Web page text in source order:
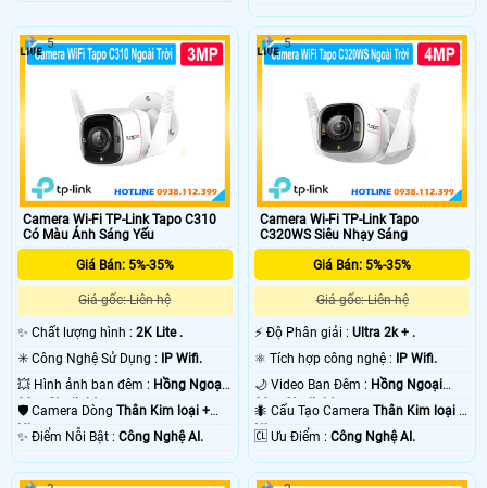
Camera Wi-Fi TP-Link Tapo C310
Có Màu Ánh Sáng Yếu
Giá Bán: 5%-35%
Giá gốc: Liên hệ
✨ Chất lượng hình : 2K Lite .
✳️ Công Nghệ Sử Dụng :
IP Wifi.
💥 Hình ảnh ban đêm : Hồng Ngoại
30m Starlight.
🛡 Camera Dòng Thân Kim loại +
Nhựa.
️✨ Điểm Nỗi Bật : Công Nghệ AI.
5
Camera Wi-Fi TP-Link Tapo
C320WS Siêu Nhạy Sáng
Giá Bán: 5%-35%
Giá gốc: Liên hệ
️⚡ Độ Phân giải :Ultra 2k + .
⚛️ Tích hợp công nghệ :
IP Wifi.
🌙 Video Ban Đêm : Hồng Ngoại
30m Starlight.
🐜 Cấu Tạo CameraThân Kim loại +
Nhựa.
️🆑 Ưu Điểm :Công Nghệ AI.
5